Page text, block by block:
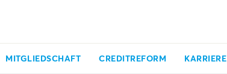
MITGLIEDSCHAFT CREDITREFORM KARRIERE